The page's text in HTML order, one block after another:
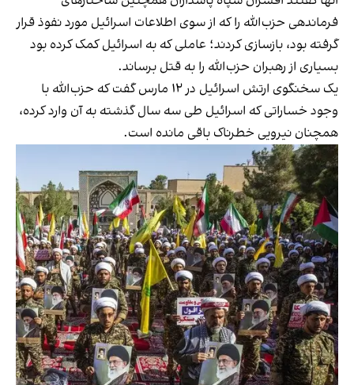
فرماندهی حزب‌الله را که از سوی اطلاعات اسرائیل مورد نفوذ قرار
گرفته بود، بازسازی کردند؛ عاملی که به اسرائیل کمک کرده بود
بسیاری از رهبران حزب‌الله را به قتل برساند.
یک سخنگوی ارتش اسرائیل در ۱۲ مارس گفت که حزب‌الله با
وجود خساراتی که اسرائیل طی سه سال گذشته به آن وارد کرده،
همچنان نیرویی خطرناک باقی مانده است.